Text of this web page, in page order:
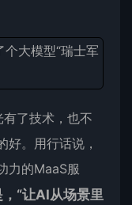
了技术，也不
好。用行话说，
力的MaaS服
“让AI从场景里